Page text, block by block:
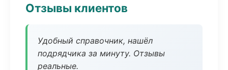
Отзывы клиентов
Удобный справочник, нашёл
подрядчика за минуту. Отзывы
реальные.